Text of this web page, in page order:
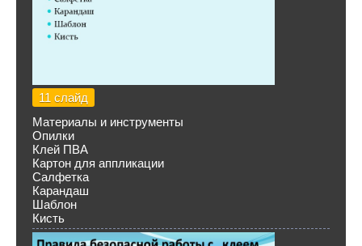
11 слайд
Материалы и инструменты
Опилки
Клей ПВА
Картон для аппликации
Салфетка
Карандаш
Шаблон
Кисть